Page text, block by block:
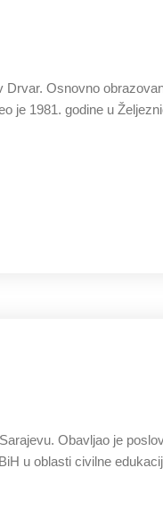
Drvar. Osnovno
je 1981. godine u
Obavljao je
u oblasti civilne